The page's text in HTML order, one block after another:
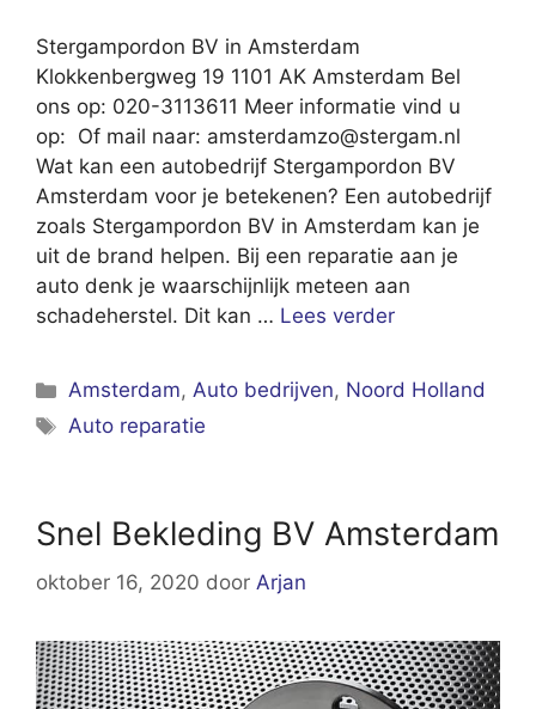
Stergampordon BV in Amsterdam
Klokkenbergweg 19 1101 AK Amsterdam Bel
ons op: 020-3113611 Meer informatie vind u
op: Of mail naar: amsterdamzo@stergam.nl
Wat kan een autobedrijf Stergampordon BV
Amsterdam voor je betekenen? Een autobedrijf
zoals Stergampordon BV in Amsterdam kan je
uit de brand helpen. Bij een reparatie aan je
auto denk je waarschijnlijk meteen aan
schadeherstel. Dit kan … Lees verder
Categorieën
Amsterdam,Auto bedrijven, Noord Holland
Tags
Auto reparatie
Snel Bekleding BV Amsterdam
oktober 16, 2020 door Arjan